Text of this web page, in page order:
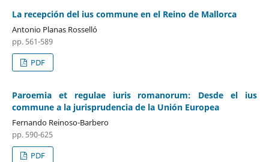
La recepción del ius commune en el Reino de Mallorca
Antonio Planas Rosselló
pp. 561-589
PDF
Paroemia et regulae iuris romanorum: Desde el ius
commune a la jurisprudencia de la Unión Europea
Fernando Reinoso-Barbero
pp. 590-625
PDF